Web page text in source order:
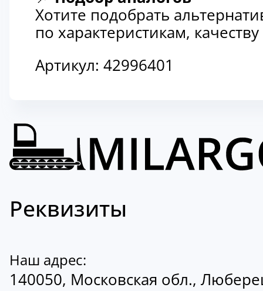
Хотите подобрать
по характеристикам,
Артикул: 42996401
Реквизиты
Наш адрес:
140050, Московская обл.,